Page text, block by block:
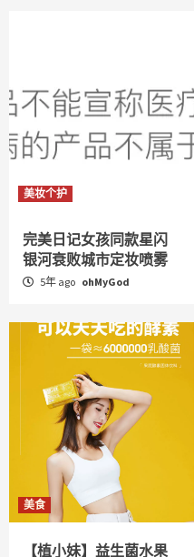
美妆个护
完美日记女孩同款星闪
银河衰败城市定妆喷雾
5年 ago ohMyGod
美食
【植小妹】益生菌水果